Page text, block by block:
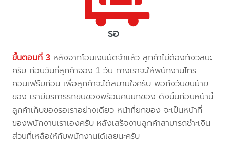
รอ
ขั้นตอนที่ 3 หลังจากโอนเงินมัดจำแล้ว ลูกค้าไม่ต้องกังวลนะ
ครับ ก่อนวันที่ลูกค้าจอง 1 วัน ทางเราจะให้พนักงานโทร
คอนเฟิร์มก่อน เพื่อลูกค้าจะได้สบายใจครับ พอถึงวันขนย้าย
ของ เรามีบริการรถขนของพร้อมคนยกของ ดังนั้นก่อนหน้านี้
ลูกค้าเก็บของรอเราอย่างเดียว หน้าที่ยกของ จะเป็นหน้าที่
ของพนักงานเราเองครับ หลังเสร็จงานลูกค้าสามารถชำะเงิน
ส่วนที่เหลือให้กับพนักงานได้เลยนะครับ